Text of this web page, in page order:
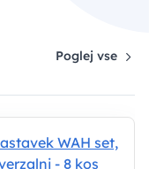
Poglej vse